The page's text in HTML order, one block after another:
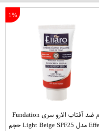
1%
کرم ضد آفتاب الارو سری Fundation
Effect مدل Light Beige SPF25 حجم